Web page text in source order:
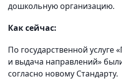
дошкольную организацию.
Как сейчас:
По государственной услуге
и выдача направлений»
согласно новому Стандарту.